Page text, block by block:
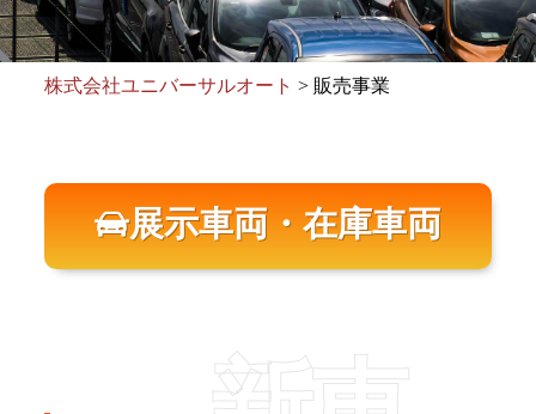
株式会社ユニバーサルオート > 販売事業
展示車両・在庫車両